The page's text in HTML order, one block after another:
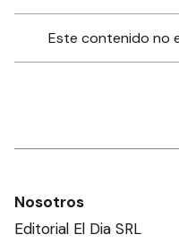
Este contenido no
Nosotros
Editorial El Dia SRL